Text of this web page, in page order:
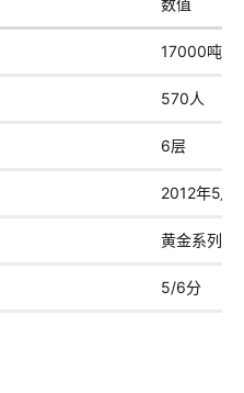
数值
17000吨
570人
6层
2012年5月
黄金系列
5/6分